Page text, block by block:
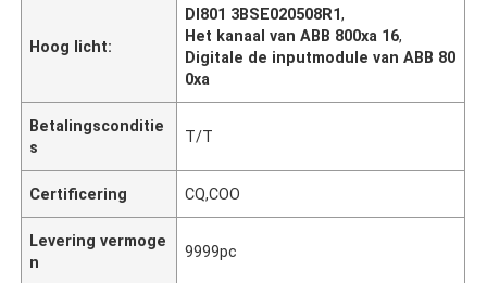
Hoog licht:
DI801 3BSE020508R1,
Het kanaal van ABB 800xa 16,
Digitale de inputmodule van ABB 80
0xa
Betalingsconditie
s
T/T
Certificering CQ,COO
Levering vermoge
n
9999pc